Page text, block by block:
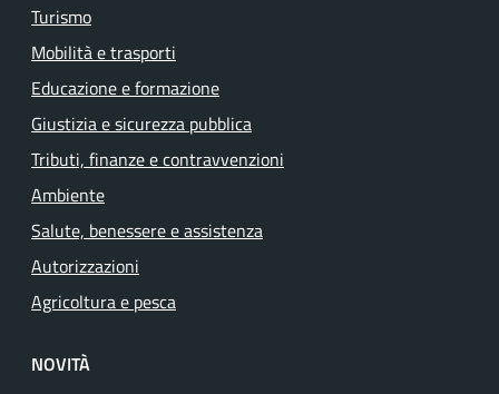
Turismo
Mobilità e trasporti
Educazione e formazione
Giustizia e sicurezza pubblica
Tributi, finanze e contravvenzioni
Ambiente
Salute, benessere e assistenza
Autorizzazioni
Agricoltura e pesca
NOVITÀ